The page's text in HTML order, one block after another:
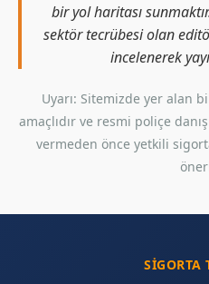
bir yol haritası
sektör tecrübesi olan
incelenerek
Uyarı: Sitemizde yer alan
amaçlıdır ve resmi poliçe
vermeden önce yetkili
SIGORTA